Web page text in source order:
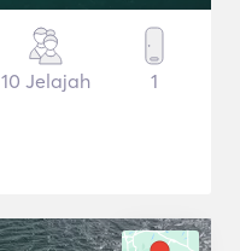
10 Jelajah 1